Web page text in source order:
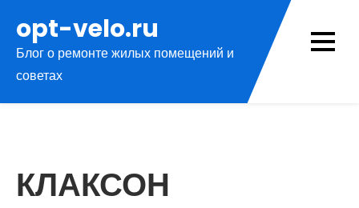
содержимому
opt-velo.ru
Блог о ремонте жилых помещений и
советах
КЛАКСОН